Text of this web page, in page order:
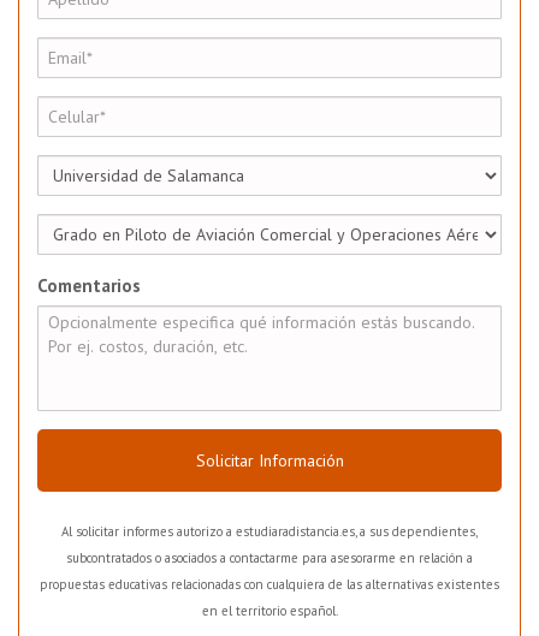
Comentarios
Solicitar Información
Al solicitar informes autorizo a estudiaradistancia.es, a sus dependientes,
subcontratados o asociados a contactarme para asesorarme en relación a
propuestas educativas relacionadas con cualquiera de las alternativas existentes
en el territorio español.